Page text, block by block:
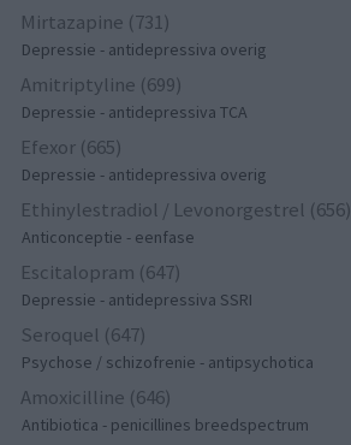
Mirtazapine (731)
Depressie - antidepressiva overig
Amitriptyline (699)
Depressie - antidepressiva TCA
Efexor (665)
Depressie - antidepressiva overig
Ethinylestradiol / Levonorgestrel (656)
Anticonceptie - eenfase
Escitalopram (647)
Depressie - antidepressiva SSRI
Seroquel (647)
Psychose / schizofrenie - antipsychotica
Amoxicilline (646)
Antibiotica - penicillines breedspectrum